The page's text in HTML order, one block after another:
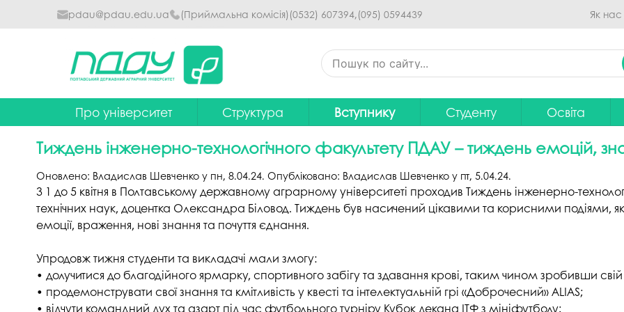
Перейти до основного
pdau@pdau.edu.ua (Приймальна комісія)(0532) 607394,(095) 0594439 Як нас
Про університет
Досягнення
Сталий розвиток
Історія
Гімн ПДАУ
Структура
Наглядова рада
Вчена рада університету
Факультети та інститути
Коледжі
Бібліотека
Вступнику
Приймальна комісія
Фінансова підтримка на
навчання
Зимовий вступ
Європейська освіта без ЗНО
Студенту
Дистанційне навчання
Рейтинг успішності студентів
Оплата за навчання
Студентський Сенат
університету
Освіта
Освітні
Проєкти ОП
Графік
Громадське
нормативних
Тиждень інженерно-технологічного факультету ПДАУ – тиждень емоцій,
Оновлено: Владислав Шевченко у пн, 8.04.24. Опубліковано: Владислав Шевченко у пт, 5.04.24.
З 1 до 5 квітня в Полтавському державному аграрному університеті проходив Тиждень інженерно-
технічних наук, доцентка Олександра Біловод. Тиждень був насичений цікавими та корисними подіями,
емоції, враження, нові знання та почуття єднання.
Упродовж тижня студенти та викладачі мали змогу:
• долучитися до благодійного ярмарку, спортивного забігу та здавання крові, таким чином зробивши
• продемонструвати свої знання та кмітливість у квесті та інтелектуальній грі «Доброчесний» ALIAS;
• відчути командний дух та азарт під час футбольного турніру Кубок декана ІТФ з мініфутболу;